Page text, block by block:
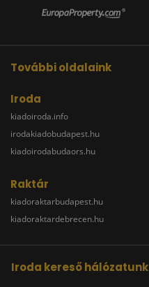
További oldalaink
Iroda
kiadoiroda.info
irodakiadobudapest.hu
kiadoirodabudaors.hu
Raktár
kiadoraktarbudapest.hu
kiadoraktardebrecen.hu
Iroda kereső hálózatunk